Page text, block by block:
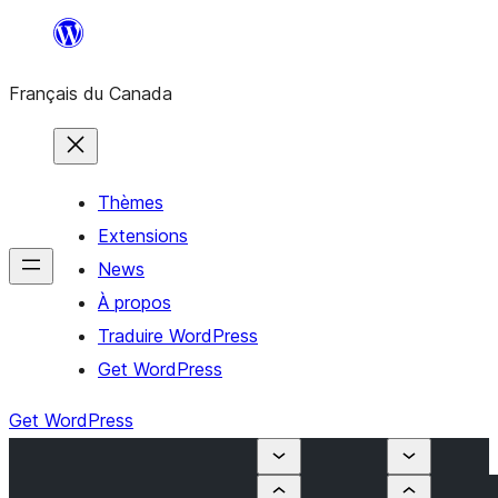
contenu
Français du Canada
Thèmes
Extensions
News
À propos
Traduire WordPress
Get WordPress
Get WordPress